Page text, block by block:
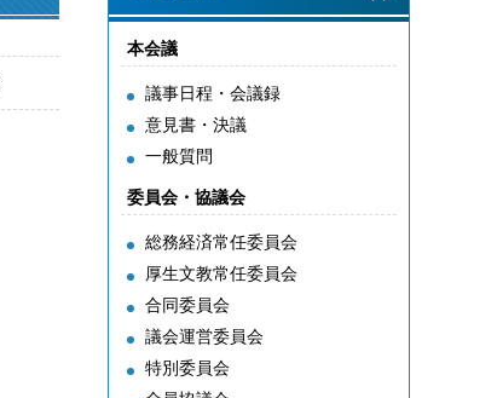
本会議
議事日程・会議録
意見書・決議
一般質問
委員会・協議会
総務経済常任委員会
厚生文教常任委員会
合同委員会
議会運営委員会
特別委員会